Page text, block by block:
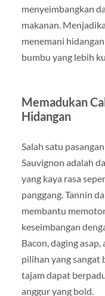
menyeimbangkan
makanan.
menemani
bumbu yang lebih
Memadukan
Hidangan
Salah satu
Sauvignon adalah
yang kaya rasa
panggang. Tannin
membantu
keseimbangan
Bacon, daging
pilihan yang sangat
tajam dapat
anggur yang bold.